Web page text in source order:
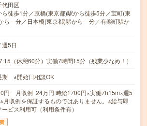
代田区
ら徒歩1分／京橋(東京都)駅から徒歩5分／宝町(東
ら---分／日本橋(東京都)駅から---分／有楽町駅か
週5日
（休憩60分）実働7時間15分（残業少なめ！）
期 ※開始日相談OK
円 月収例 24万円 時給1700円×実働7h15m×週5
月収例を保証するものではありません。※給与即
ビス利用可（利用条件有）